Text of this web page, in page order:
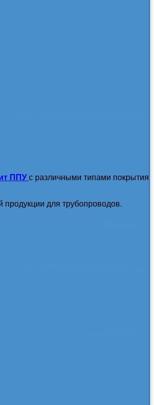
ППУ с различными типами покрытия
продукции для трубопроводов.